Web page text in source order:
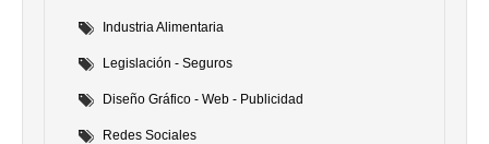
Industria Alimentaria
Legislación - Seguros
Diseño Gráfico - Web - Publicidad
Redes Sociales